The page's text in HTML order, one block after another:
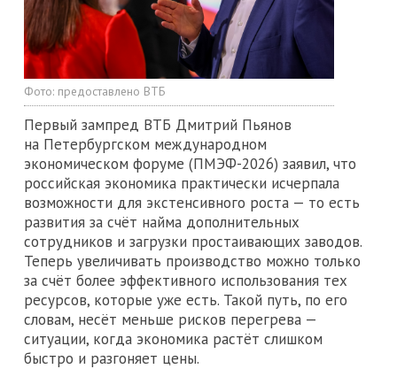
Фото: предоставлено ВТБ
Первый зампред ВТБ Дмитрий Пьянов
на Петербургском международном
экономическом форуме (ПМЭФ-2026) заявил, что
российская экономика практически исчерпала
возможности для экстенсивного роста — то есть
развития за счёт найма дополнительных
сотрудников и загрузки простаивающих заводов.
Теперь увеличивать производство можно только
за счёт более эффективного использования тех
ресурсов, которые уже есть. Такой путь, по его
словам, несёт меньше рисков перегрева —
ситуации, когда экономика растёт слишком
быстро и разгоняет цены.